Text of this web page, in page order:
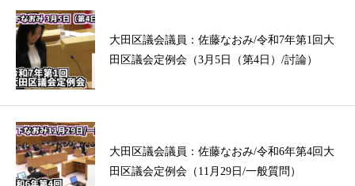
大田区議会議員：佐藤なおみ/令和7年第1回大
田区議会定例会（3月5日（第4日）/討論）
大田区議会議員：佐藤なおみ/令和6年第4回大
田区議会定例会（11月29日/一般質問）